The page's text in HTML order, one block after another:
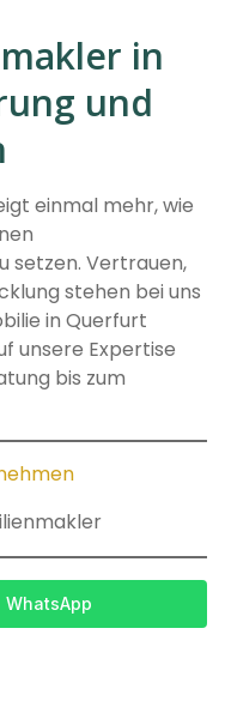
in
und
einmal mehr, wie
setzen. Vertrauen,
stehen bei uns
in Querfurt
unsere Expertise
bis zum
WhatsApp